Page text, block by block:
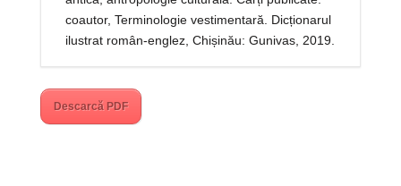
coautor, Terminologie vestimentară. Dicționarul
ilustrat român-englez, Chișinău: Gunivas, 2019.
Descarcă PDF